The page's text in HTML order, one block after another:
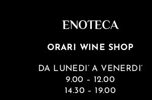
ENOTECA
ORARI WINE SHOP
DA LUNEDI’ A VENERDI’
9.00 – 12.00
14.30 – 19.00